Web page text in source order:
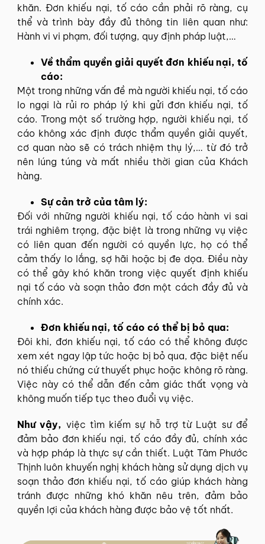
khăn. Đơn khiếu nại, tố cáo cần phải rõ ràng, cụ
thể và trình bày đầy đủ thông tin liên quan như:
Hành vi vi phạm, đối tượng, quy định pháp luật,…
Về thẩm quyền giải quyết đơn khiếu nại, tố
cáo:
Một trong những vấn đề mà người khiếu nại, tố cáo
lo ngại là rủi ro pháp lý khi gửi đơn khiếu nại, tố
cáo. Trong một số trường hợp, người khiếu nại, tố
cáo không xác định được thẩm quyền giải quyết,
cơ quan nào sẽ có trách nhiệm thụ lý,… từ đó trở
nên lúng túng và mất nhiều thời gian của Khách
hàng.
Sự cản trở của tâm lý:
Đối với những người khiếu nại, tố cáo hành vi sai
trái nghiêm trọng, đặc biệt là trong những vụ việc
có liên quan đến người có quyền lực, họ có thể
cảm thấy lo lắng, sợ hãi hoặc bị đe dọa. Điều này
có thể gây khó khăn trong việc quyết định khiếu
nại tố cáo và soạn thảo đơn một cách đầy đủ và
chính xác.
Đơn khiếu nại, tố cáo có thể bị bỏ qua:
Đôi khi, đơn khiếu nại, tố cáo có thể không được
xem xét ngay lập tức hoặc bị bỏ qua, đặc biệt nếu
nó thiếu chứng cứ thuyết phục hoặc không rõ ràng.
Việc này có thể dẫn đến cảm giác thất vọng và
không muốn tiếp tục theo đuổi vụ việc.
Như vậy, việc tìm kiếm sự hỗ trợ từ Luật sư để
đảm bảo đơn khiếu nại, tố cáo đầy đủ, chính xác
và hợp pháp là thực sự cần thiết. Luật Tâm Phước
Thịnh luôn khuyến nghị khách hàng sử dụng dịch vụ
soạn thảo đơn khiếu nại, tố cáo giúp khách hàng
tránh được những khó khăn nêu trên, đảm bảo
quyền lợi của khách hàng được bảo vệ tốt nhất.